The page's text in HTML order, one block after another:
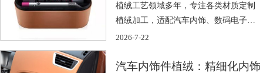
植绒工艺领域多年，专注各类材质定制
植绒加工，适配汽车内饰、数码电子、
高端包装 […]
2026-7-22
汽车内饰件植绒：精细化内饰